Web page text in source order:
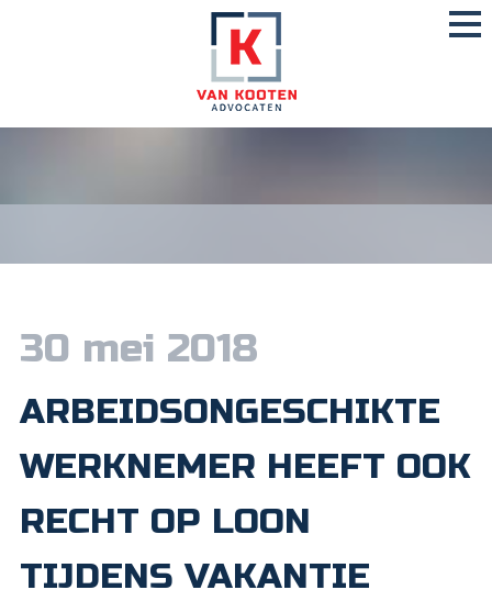
30 mei 2018
ARBEIDSONGESCHIKTE
WERKNEMER HEEFT OOK
RECHT OP LOON
TIJDENS VAKANTIE